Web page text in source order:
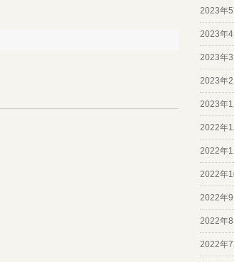
2023年5
2023年4
2023年3
2023年2
2023年1
2022年
2022年
2022年
2022年9
2022年8
2022年7